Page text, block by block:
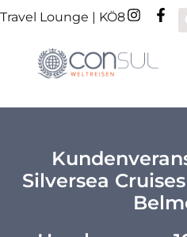
Travel Lounge | KÖ8
Silversea